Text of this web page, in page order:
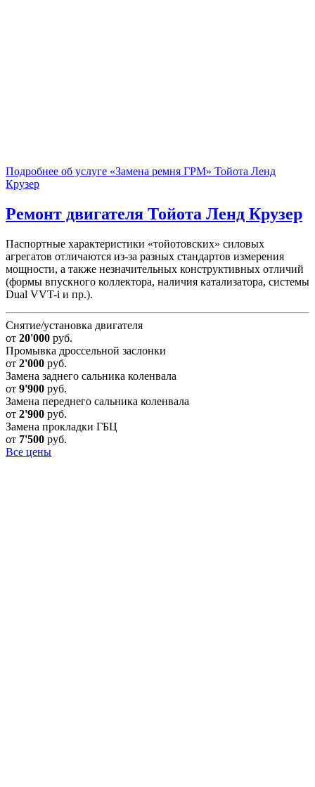
Подробнее об услуге «Замена ремня ГРМ» Тойота Ленд
Крузер
Ремонт двигателя Тойота Ленд Крузер
Паспортные характеристики «тойотовских» силовых
агрегатов отличаются из-за разных стандартов измерения
мощности, а также незначительных конструктивных отличий
(формы впускного коллектора, наличия катализатора, системы
Dual VVT-i и пр.).
Снятие/установка двигателя
от 20'000 руб.
Промывка дроссельной заслонки
от 2'000 руб.
Замена заднего сальника коленвала
от 9'900 руб.
Замена переднего сальника коленвала
от 2'900 руб.
Замена прокладки ГБЦ
от 7'500 руб.
Все цены